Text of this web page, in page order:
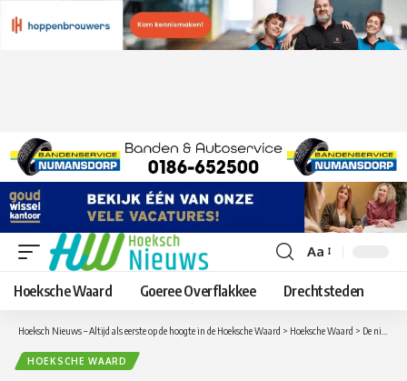
Lettergrootte
aanpassen
Aa
Hoeksche Waard Goeree Overflakkee Drechtsteden
Hoeksch Nieuws – Altijd als eerste op de hoogte in de Hoeksche Waard > Hoeksche Waard > De nieuwe Kaai in Strijen wordt steeds mooier!
HOEKSCHE WAARD